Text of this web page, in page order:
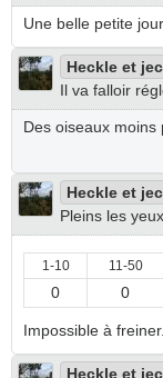
Une belle petite
Heckle et
Il va falloir
Des oiseaux
Heckle et
Pleins les yeux
1-10 11-50
0 0
Impossible à
Heckle et